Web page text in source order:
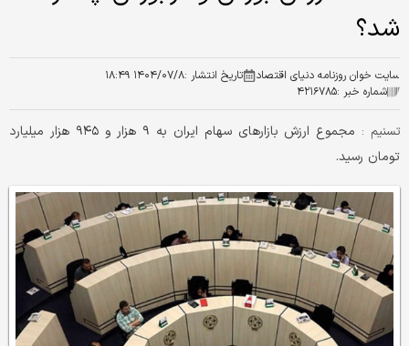
شد؟
سایت خوان روزنامه دنیای اقتصاد تاریخ انتشار :۱۴۰۴/۰۷/۸ ۱۸:۴۹
شماره خبر :۴۲۱۶۷۸۵
تسنیم :
مجموع ارزش بازارهای سهام ایران به ۹ هزار و ۹۴۵ هزار میلیارد
تومان رسید.